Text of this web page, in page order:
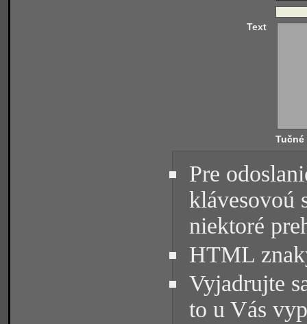
Text
Tučné
Pre
klávesovoú
niektoré
HTML
Vyjadrujte
to u Vás